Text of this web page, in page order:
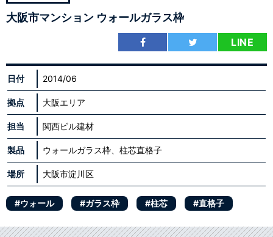
大阪市マンション ウォールガラス枠
LINE
日付 2014/06
拠点 大阪エリア
担当 関西ビル建材
製品 ウォールガラス枠、柱芯直格子
場所 大阪市淀川区
#ウォール #ガラス枠 #柱芯 #直格子